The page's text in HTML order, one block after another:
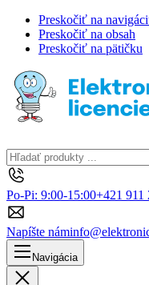
Preskočiť na
Preskočiť na obsah
Preskočiť na pätičku
Po-Pi: 9:00-15:00+421 911
Napíšte nám
Navigácia